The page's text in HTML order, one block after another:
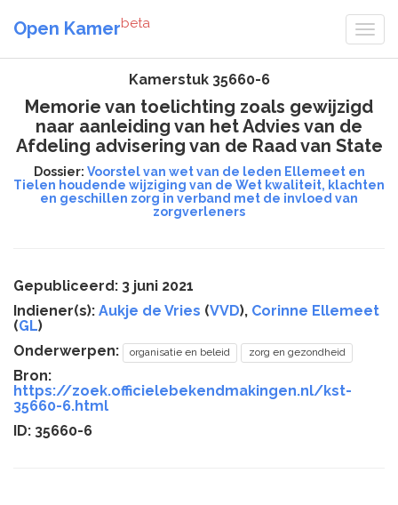
Open Kamerbeta
Kamerstuk 35660-6
Memorie van toelichting zoals gewijzigd
naar aanleiding van het Advies van de
Afdeling advisering van de Raad van State
Dossier: Voorstel van wet van de leden Ellemeet en
Tielen houdende wijziging van de Wet kwaliteit, klachten
en geschillen zorg in verband met de invloed van
zorgverleners
Gepubliceerd: 3 juni 2021
Indiener(s): Aukje de Vries (VVD), Corinne Ellemeet
(GL)
Onderwerpen:
organisatie en beleid zorg en gezondheid
Bron:
https://zoek.officielebekendmakingen.nl/kst-
35660-6.html
ID: 35660-6